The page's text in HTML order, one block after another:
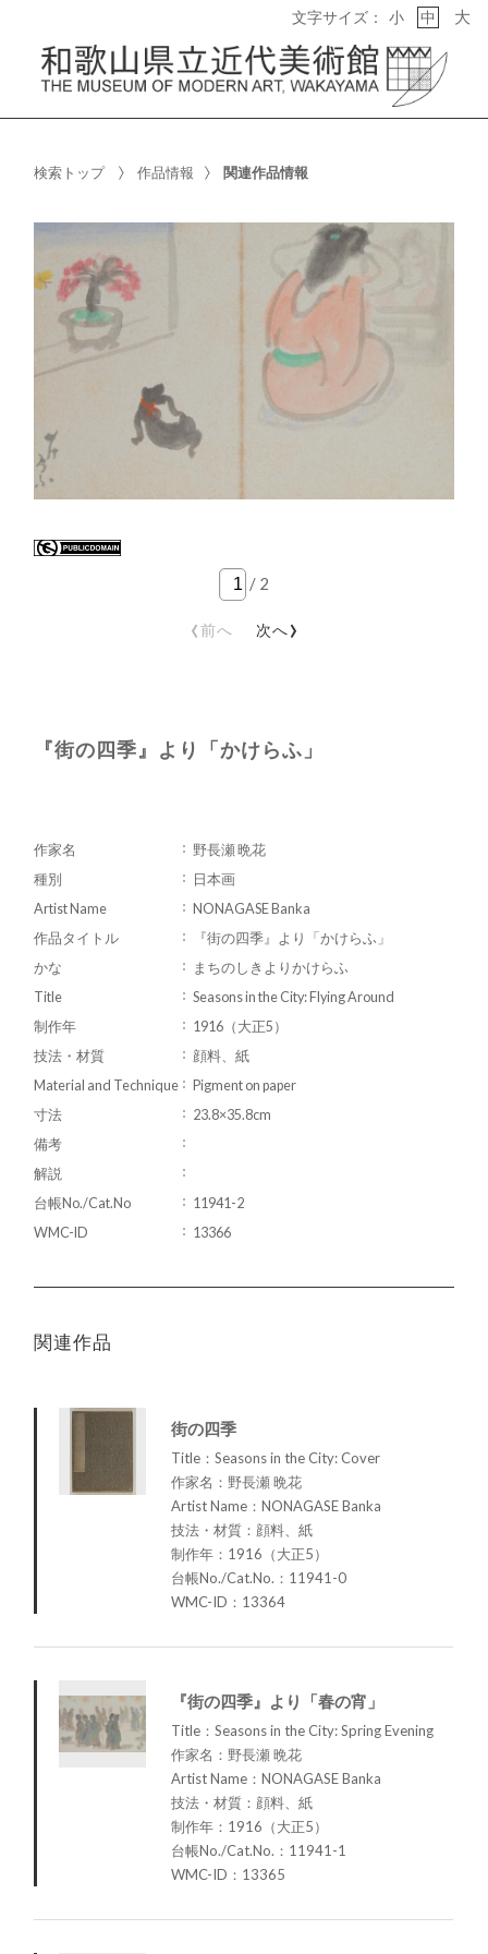
文字サイズ： 小 中 大
検索トップ 作品情報 関連作品情報
/ 2
‹前へ 次へ›
『街の四季』より「かけらふ」
作家名
野長瀬 晩花
種別
日本画
Artist Name
NONAGASE Banka
作品タイトル
『街の四季』より「かけらふ」
かな
まちのしきよりかけらふ
Title
Seasons in the City: Flying Around
制作年
1916（大正5）
技法・材質
顔料、紙
Material and Technique
Pigment on paper
寸法
23.8×35.8cm
備考
解説
台帳No./Cat.No
11941-2
WMC-ID
13366
関連作品
街の四季
Title：Seasons in the City: Cover
作家名：野長瀬 晩花
Artist Name：NONAGASE Banka
技法・材質：顔料、紙
制作年：1916（大正5）
台帳No./Cat.No.：11941-0
WMC-ID：13364
『街の四季』より「春の宵」
Title：Seasons in the City: Spring Evening
作家名：野長瀬 晩花
Artist Name：NONAGASE Banka
技法・材質：顔料、紙
制作年：1916（大正5）
台帳No./Cat.No.：11941-1
WMC-ID：13365